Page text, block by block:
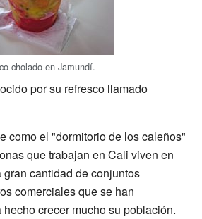
cholado en Jamundí.
por su refresco llamado
como el "dormitorio de los caleños"
que trabajan en Cali viven en
cantidad de conjuntos
comerciales que se han
crecer mucho su población.